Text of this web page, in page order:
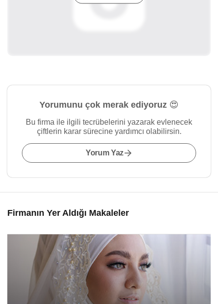
Yorumunu çok merak ediyoruz 😍
Bu firma ile ilgili tecrübelerini yazarak evlenecek
çiftlerin karar sürecine yardımcı olabilirsin.
Yorum Yaz
Firmanın Yer Aldığı Makaleler